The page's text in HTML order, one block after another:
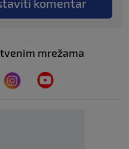
komentar
mrežama